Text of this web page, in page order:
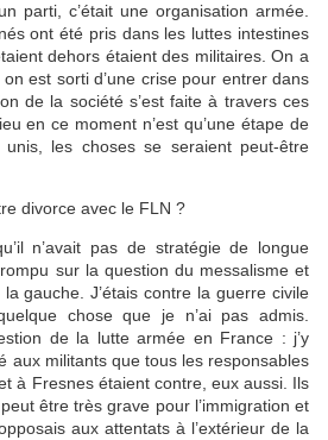
parti, c’était une organisation armée.
ont été pris dans les luttes intestines
dehors étaient des militaires. On a
est sorti d’une crise pour entrer dans
de la société s’est faite à travers ces
en ce moment n’est qu’une étape de
les choses se seraient peut-être
divorce avec le FLN ?
n’avait pas de stratégie de longue
sur la question du messalisme et
la gauche. J’étais contre la guerre civile
chose que je n’ai pas admis.
de la lutte armée en France : j’y
aux militants que tous les responsables
à Fresnes étaient contre, eux aussi. Ils
être très grave pour l’immigration et
aux attentats à l’extérieur de la